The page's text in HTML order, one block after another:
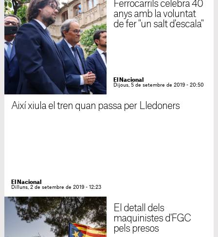
Ferrocarrils celebra 40
anys amb la voluntat
de fer "un salt d'escala"
El Nacional
Dijous, 5 de setembre de 2019 - 20:50
Així xiula el tren quan passa per Lledoners
El Nacional
Dilluns, 2 de setembre de 2019 - 12:23
El detall dels
maquinistes d'FGC
pels presos